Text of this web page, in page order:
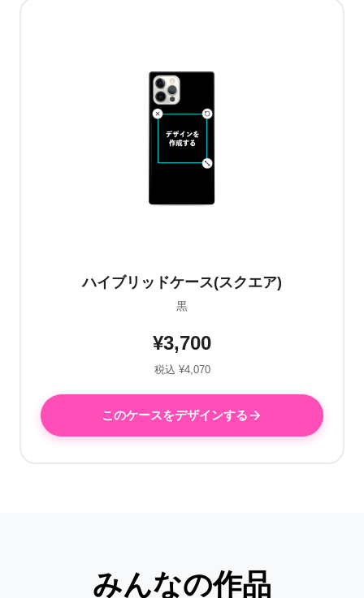
ハイブリッドケース(スクエア)
黒
¥3,700
税込 ¥4,070
このケースをデザインする
みんなの作品